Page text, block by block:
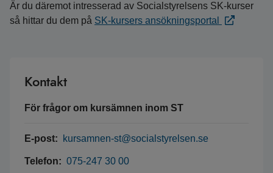
Är du däremot intresserad av Socialstyrelsens SK-kurser
så hittar du dem på SK-kursers ansökningsportal
Kontakt
För frågor om kursämnen inom ST
E-post: kursamnen-st@socialstyrelsen.se
Telefon: 075-247 30 00